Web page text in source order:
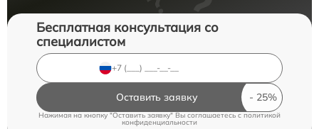
Бесплатная консультация со
специалистом
Оставить заявку
Нажимая на кнопку "Оставить заявку" Вы соглашаетесь cполитикой
конфиденциальности